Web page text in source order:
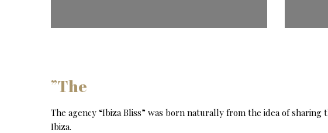
”The
The agency “Ibiza Bliss” was born naturally from the idea of sharing
Ibiza.